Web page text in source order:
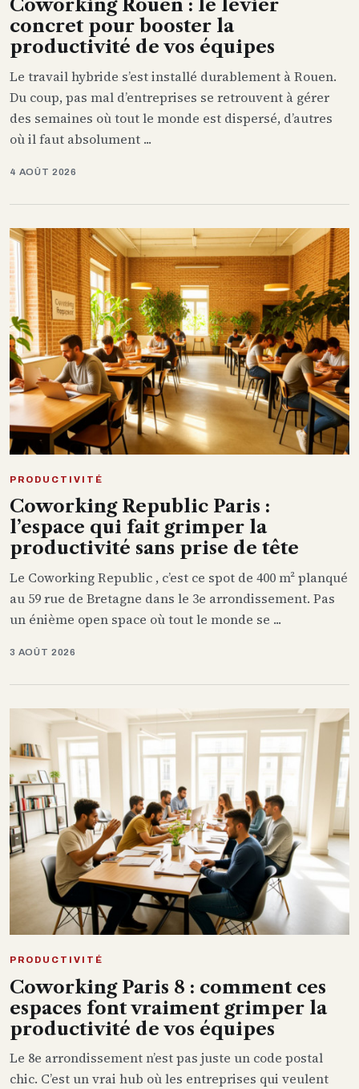
Coworking Rouen : le levier
concret pour booster la
productivité de vos équipes
Le travail hybride s’est installé durablement à Rouen.
Du coup, pas mal d’entreprises se retrouvent à gérer
des semaines où tout le monde est dispersé, d’autres
où il faut absolument ...
4 AOÛT 2026
PRODUCTIVITÉ
Coworking Republic Paris :
l’espace qui fait grimper la
productivité sans prise de tête
Le Coworking Republic , c’est ce spot de 400 m² planqué
au 59 rue de Bretagne dans le 3e arrondissement. Pas
un énième open space où tout le monde se ...
3 AOÛT 2026
PRODUCTIVITÉ
Coworking Paris 8 : comment ces
espaces font vraiment grimper la
productivité de vos équipes
Le 8e arrondissement n’est pas juste un code postal
chic. C’est un vrai hub où les entreprises qui veulent